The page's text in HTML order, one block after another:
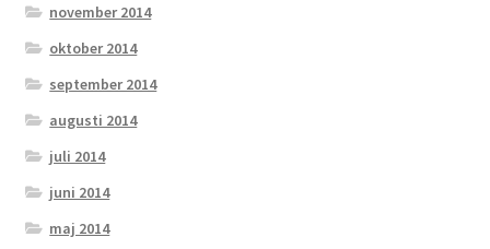
november 2014
oktober 2014
september 2014
augusti 2014
juli 2014
juni 2014
maj 2014